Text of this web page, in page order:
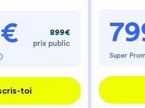
899€
prix public
toi
Super